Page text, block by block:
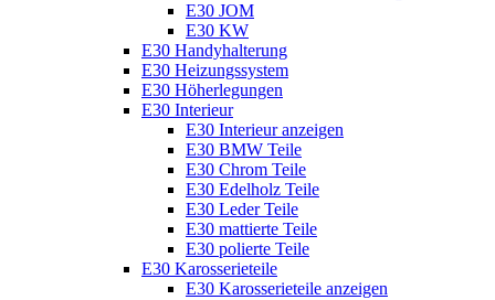
E30 JOM
E30 KW
E30 Handyhalterung
E30 Heizungssystem
E30 Höherlegungen
E30 Interieur
E30 Interieur anzeigen
E30 BMW Teile
E30 Chrom Teile
E30 Edelholz Teile
E30 Leder Teile
E30 mattierte Teile
E30 polierte Teile
E30 Karosserieteile
E30 Karosserieteile anzeigen